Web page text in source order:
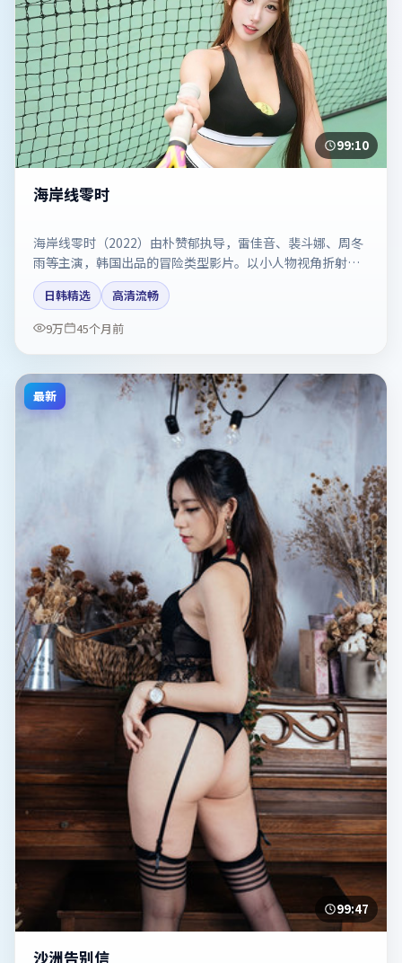
99:10
海岸线零时
海岸线零时（2022）由朴赞郁执导，雷佳音、裴斗娜、周冬
雨等主演，韩国出品的冒险类型影片。以小人物视角折射时
代切片。剧情简介与主创信息可供检索参考，上映日期以片
方资料为准。
日韩精选
高清流畅
9万
45个月前
最新
99:47
沙洲告别信